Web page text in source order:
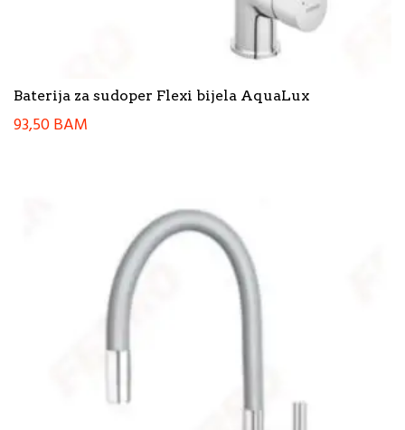
Baterija za sudoper Flexi bijela AquaLux
93,50BAM